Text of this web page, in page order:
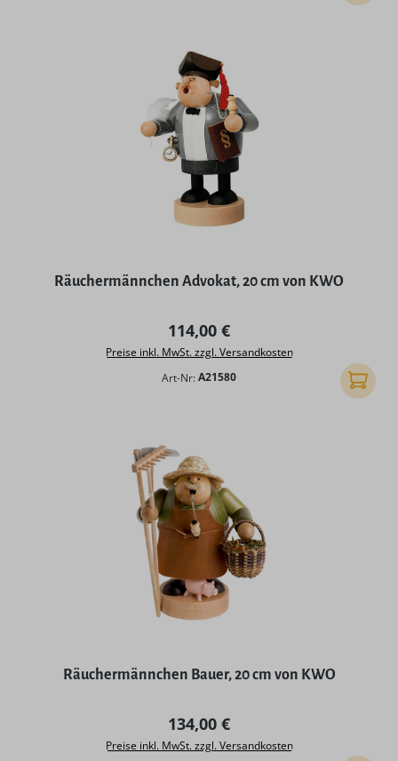
Räuchermännchen Advokat, 20 cm von KWO
Regulärer Preis:
114,00 €
Preise inkl. MwSt. zzgl. Versandkosten
Art-Nr:A21580 In den
Räuchermännchen Bauer, 20 cm von KWO
Regulärer Preis:
134,00 €
Preise inkl. MwSt. zzgl. Versandkosten